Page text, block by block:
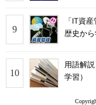
「IT資
歴史か
用語解
学習）